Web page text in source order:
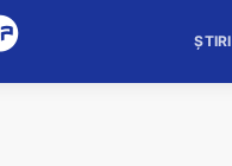
ȘTIRI